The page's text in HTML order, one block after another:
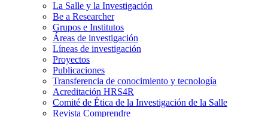
La Salle y la Investigación
Be a Researcher
Grupos e Institutos
Áreas de investigación
Líneas de investigación
Proyectos
Publicaciones
Transferencia de conocimiento y tecnología
Acreditación HRS4R
Comité de Ética de la Investigación de la Salle
Revista Comprendre